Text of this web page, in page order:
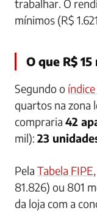
trabalhar. O
mínimos (R$
O que R$
Segundo o
quartos na zona
compraria 42
mil): 23
Pela Tabela FIPE
81.826) ou 801
da loja com a